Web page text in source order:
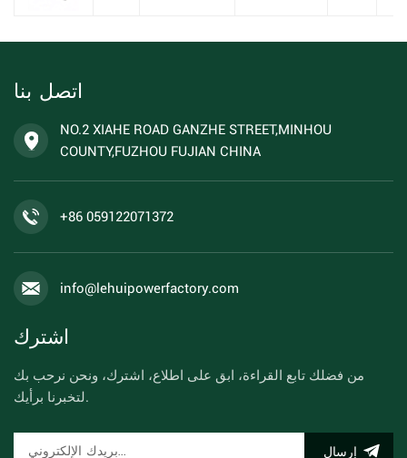
اتصل بنا
NO.2 XIAHE ROAD GANZHE STREET,MINHOU
COUNTY,FUZHOU FUJIAN CHINA
+86 059122071372
info@lehuipowerfactory.com
اشترك
من فضلك تابع القراءة، ابق على اطلاع، اشترك، ونحن نرحب بك
لتخبرنا برأيك.
إرسال